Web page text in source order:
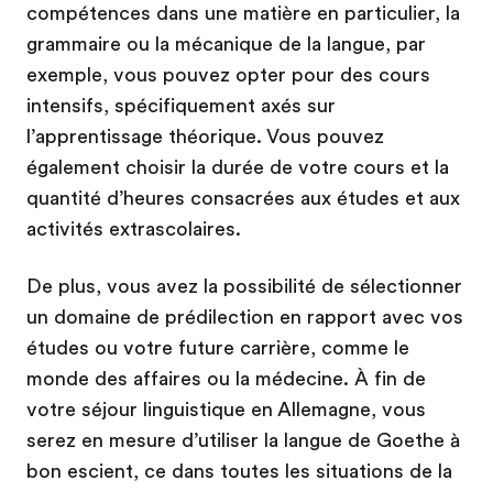
compétences dans une matière en particulier, la
grammaire ou la mécanique de la langue, par
exemple, vous pouvez opter pour des cours
intensifs, spécifiquement axés sur
l’apprentissage théorique. Vous pouvez
également choisir la durée de votre cours et la
quantité d’heures consacrées aux études et aux
activités extrascolaires.
De plus, vous avez la possibilité de sélectionner
un domaine de prédilection en rapport avec vos
études ou votre future carrière, comme le
monde des affaires ou la médecine. À fin de
votre séjour linguistique en Allemagne, vous
serez en mesure d’utiliser la langue de Goethe à
bon escient, ce dans toutes les situations de la